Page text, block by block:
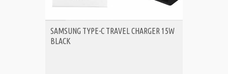
ΑΓΟΡΑ
SAMSUNG TYPE-C TRAVEL CHARGER 15W
BLACK